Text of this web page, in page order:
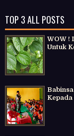
TOP 3 ALL POSTS
WOW !
Untuk
Kepada